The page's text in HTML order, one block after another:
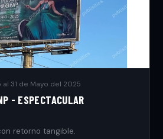
31 de Mayo del 2025
- ESPECTACULAR
retorno tangible.